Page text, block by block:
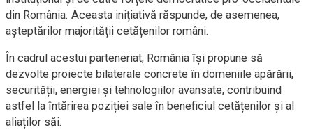
din România. Aceasta inițiativă răspunde, de asemenea,
așteptărilor majorității cetățenilor români.
În cadrul acestui parteneriat, România își propune să
dezvolte proiecte bilaterale concrete în domeniile apărării,
securității, energiei și tehnologiilor avansate, contribuind
astfel la întărirea poziției sale în beneficiul cetățenilor și al
aliaților săi.